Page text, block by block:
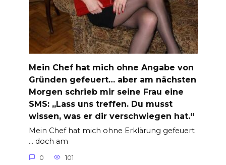
Mein Chef hat mich ohne Angabe von
Gründen gefeuert… aber am nächsten
Morgen schrieb mir seine Frau eine
SMS: „Lass uns treffen. Du musst
wissen, was er dir verschwiegen hat.“
Mein Chef hat mich ohne Erklärung gefeuert
… doch am
0 101